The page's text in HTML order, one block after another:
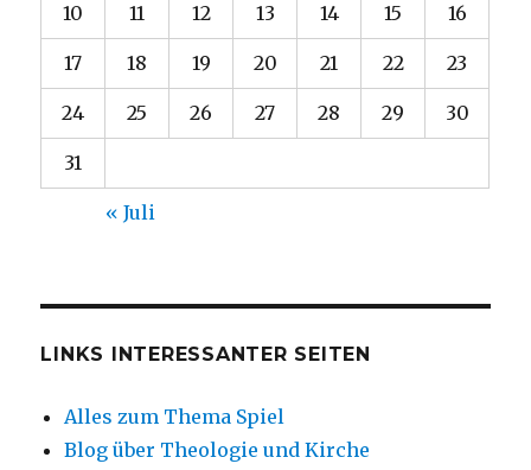
10 11 12 13 14 15 16
17 18 19 20 21 22 23
24 25 26 27 28 29 30
31
« Juli
LINKS INTERESSANTER SEITEN
Alles zum Thema Spiel
Blog über Theologie und Kirche